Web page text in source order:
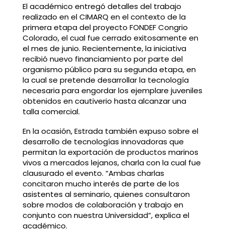
El académico entregó detalles del trabajo
realizado en el CIMARQ en el contexto de la
primera etapa del proyecto FONDEF Congrio
Colorado, el cual fue cerrado exitosamente en
el mes de junio. Recientemente, la iniciativa
recibió nuevo financiamiento por parte del
organismo público para su segunda etapa, en
la cual se pretende desarrollar la tecnología
necesaria para engordar los ejemplare juveniles
obtenidos en cautiverio hasta alcanzar una
talla comercial.
En la ocasión, Estrada también expuso sobre el
desarrollo de tecnologías innovadoras que
permitan la exportación de productos marinos
vivos a mercados lejanos, charla con la cual fue
clausurado el evento. “Ambas charlas
concitaron mucho interés de parte de los
asistentes al seminario, quienes consultaron
sobre modos de colaboración y trabajo en
conjunto con nuestra Universidad”, explica el
académico.